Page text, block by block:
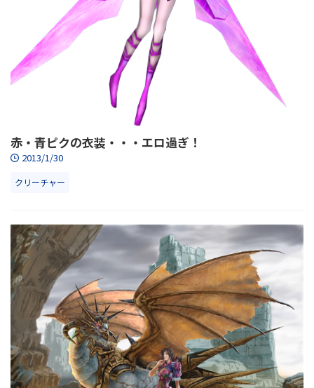
赤・青ピクの衣装・・・エロ過ぎ！
2013/1/30
クリーチャー